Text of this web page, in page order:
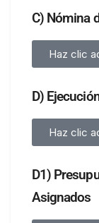
C) Nómina
Haz clic
D)
Haz clic
D1)
Asignados